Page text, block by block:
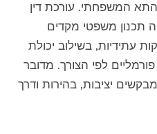
המשפחתי. עורכת דין
תכנון משפטי מקדים
עתידיות, בשילוב יכולת
לפי הצורך. מדובר
יציבות, בהירות ודרך